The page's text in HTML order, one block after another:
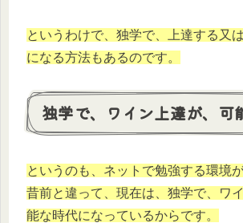
というわけで、独学で、上達する又
になる方法もあるのです。
独学で、ワイン上達が、可
というのも、ネットで勉強する環境
昔前と違って、現在は、独学で、ワ
能な時代になっているからです。